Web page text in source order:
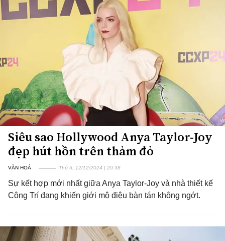
Siêu sao Hollywood Anya Taylor-Joy
đẹp hút hồn trên thảm đỏ
VĂN HOÁ Thứ 5, 12/12/2024 | 20:38
Sự kết hợp mới nhất giữa Anya Taylor-Joy và nhà thiết kế
Công Trí đang khiến giới mộ điệu bàn tán không ngớt.